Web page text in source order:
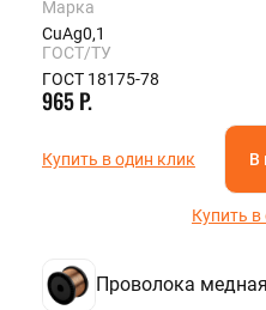
Марка
CuAg0,1
ГОСТ/ТУ
ГОСТ 18175-78
965 Р.
Купить в один клик В
Купить в
Проволока медная